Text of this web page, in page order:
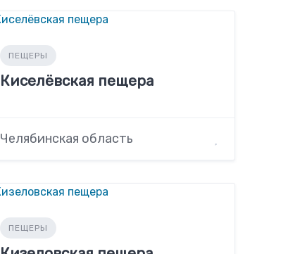
ПЕЩЕРЫ
Киселёвская пещера
Челябинская область
ПЕЩЕРЫ